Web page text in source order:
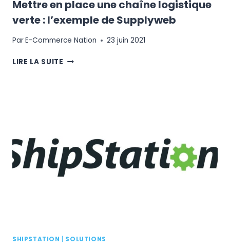
Mettre en place une chaîne logistique
verte : l’exemple de Supplyweb
ParE-Commerce Nation 23 juin 2021
LIRE LA SUITE METTRE
L’EXEMPLE
DE
SUPPLYWEB
SHIPSTATION SOLUTIONS